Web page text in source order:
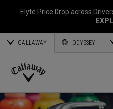
Elyte Price Drop across
CALLAWAY ODYSSEY
Callaway
Golf